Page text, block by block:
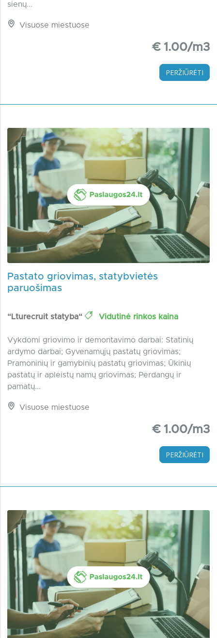
sienų...
Visuose miestuose
€ 1.00/m3
PERŽIŪRĖTI
Pastato griovimas, statybvietės
paruošimas
“Lturecruit statyba“ Vidutinė rinkos kaina
Vykdomi griovimo ir demontavimo darbai: Statinių
ardymo darbai; Gyvenamųjų pastatų griovimas;
Pramoninių ir gamybinių pastatų griovimas; Ūkinių
pastatų ir apleistų namų griovimas; Perdangų ir
pamatų...
Visuose miestuose
€ 1.00/m3
PERŽIŪRĖTI